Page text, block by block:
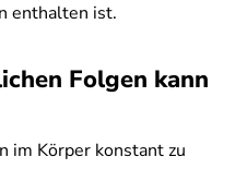
enthalten ist.
Folgen kann
im Körper konstant zu